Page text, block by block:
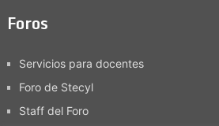
Foros
Servicios para docentes
Foro de Stecyl
Staff del Foro